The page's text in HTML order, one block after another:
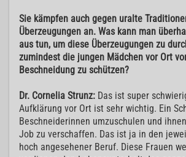
Sie kämpfen auch gegen uralte
Überzeugungen an. Was kann man
aus tun, um diese Überzeugungen zu
zumindest die jungen Mädchen vor Ort
Beschneidung zu schützen?
Dr. Cornelia Strunz: Das ist super
Aufklärung vor Ort ist sehr wichtig. Ein
Beschneiderinnen umzuschulen und
Job zu verschaffen. Das ist ja in den
hoch angesehener Beruf. Diese Frauen